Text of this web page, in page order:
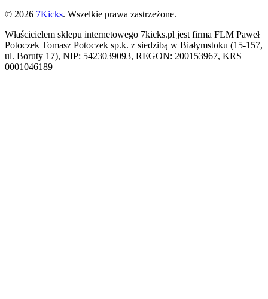
© 2026 7Kicks. Wszelkie prawa zastrzeżone.
Właścicielem sklepu internetowego 7kicks.pl jest firma FLM Paweł
Potoczek Tomasz Potoczek sp.k. z siedzibą w Białymstoku (15-157,
ul. Boruty 17), NIP: 5423039093, REGON: 200153967, KRS
0001046189